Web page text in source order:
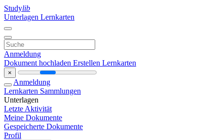
Studylib
Unterlagen Lernkarten
Anmeldung
Dokument hochladen Erstellen Lernkarten
×
Anmeldung
Lernkarten Sammlungen
Unterlagen
Letzte Aktivität
Meine Dokumente
Gespeicherte Dokumente
Profil